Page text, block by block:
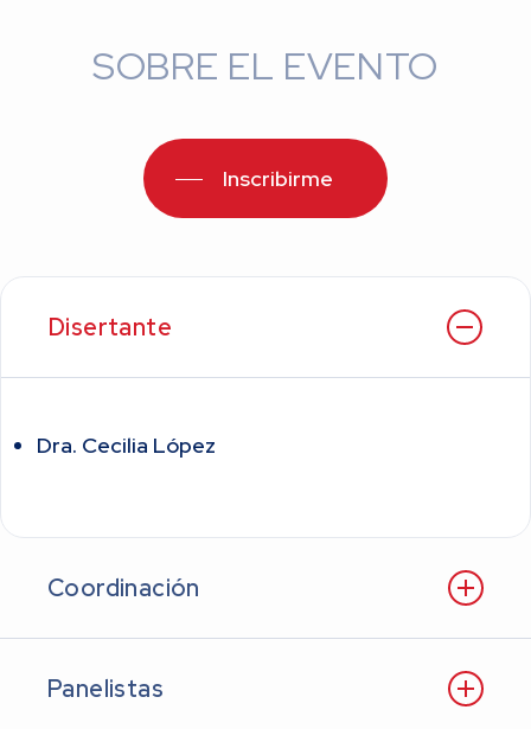
SOBRE EL EVENTO
Inscribirme
Disertante
Dra. Cecilia López
Coordinación
Dra. Maria José Diez
Panelistas